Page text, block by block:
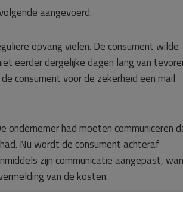
aangevoerd.
opvang vielen. De consument wilde
eerder dergelijke dagen lang van
consument voor de zekerheid een mail
ondernemer had moeten communiceren
Nu wordt de consument achteraf
zijn communicatie aangepast,
van de kosten.